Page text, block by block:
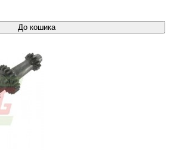
До кошика